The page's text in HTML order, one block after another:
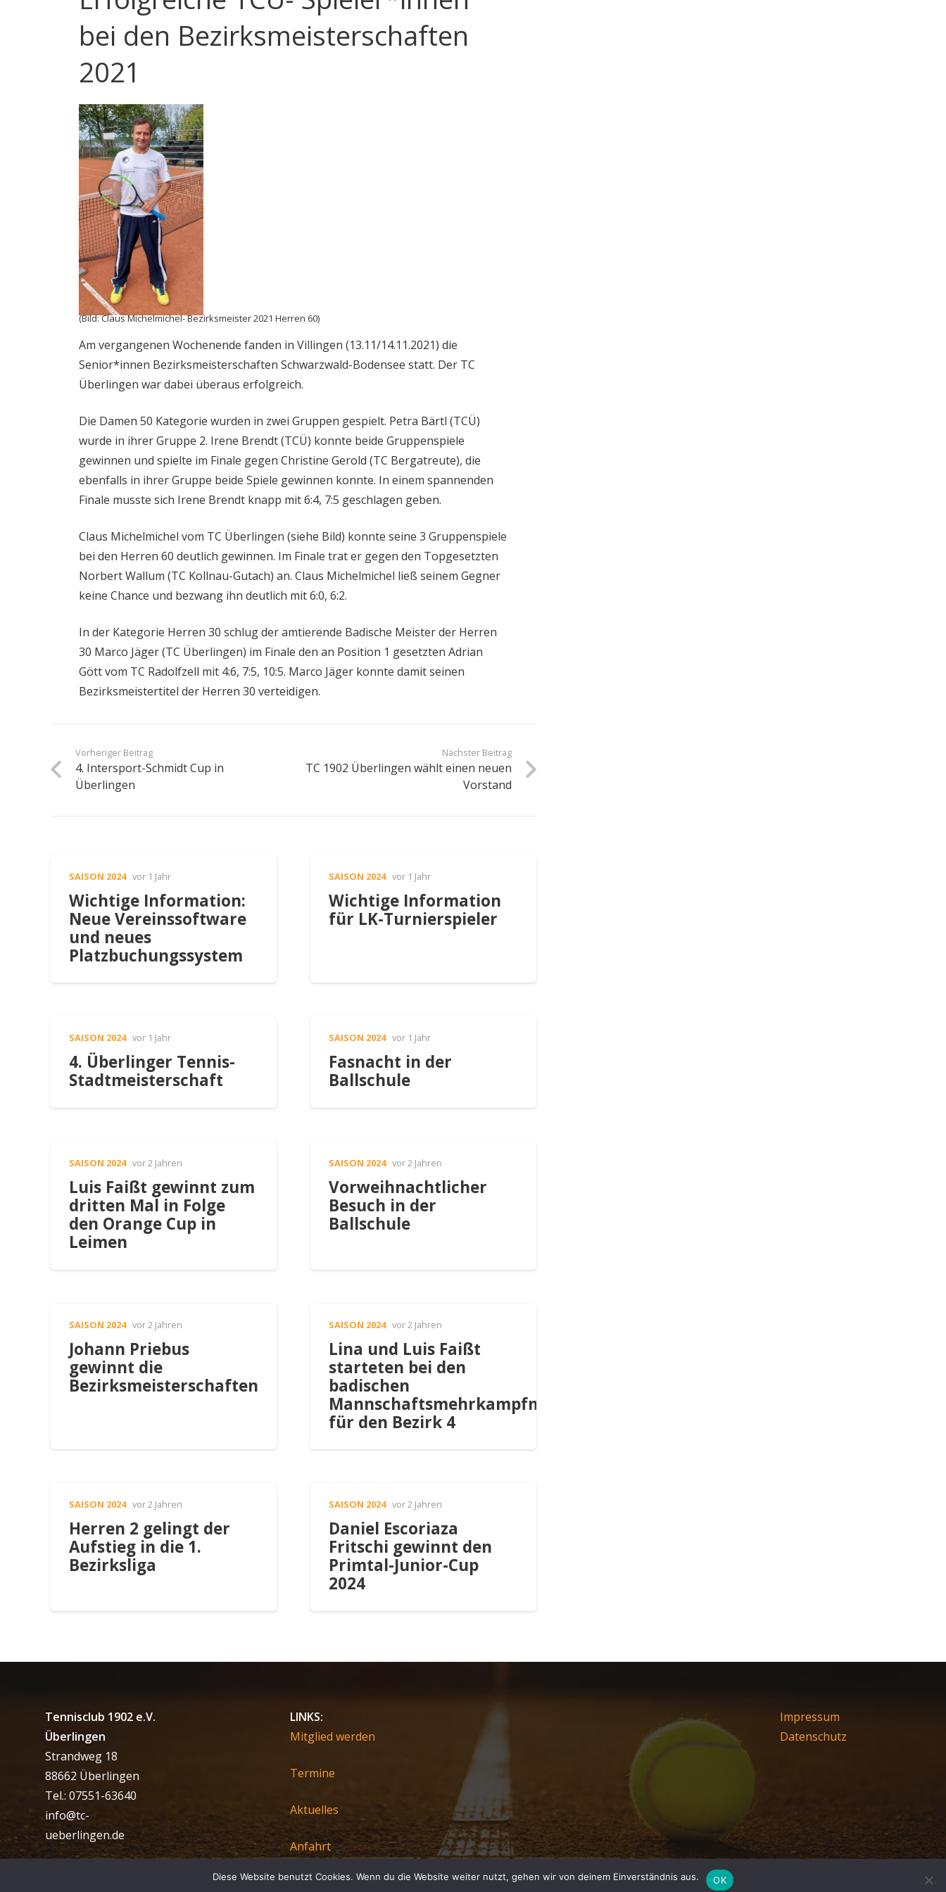
bei den Bezirksmeisterschaften
2021
(Bild: Claus Michelmichel- Bezirksmeister 2021 Herren 60)
Am vergangenen Wochenende fanden in Villingen (13.11/14.11.2021) die
Senior*innen Bezirksmeisterschaften Schwarzwald-Bodensee statt. Der TC
Überlingen war dabei überaus erfolgreich.
Die Damen 50 Kategorie wurden in zwei Gruppen gespielt. Petra Bärtl (TCÜ)
wurde in ihrer Gruppe 2. Irene Brendt (TCÜ) konnte beide Gruppenspiele
gewinnen und spielte im Finale gegen Christine Gerold (TC Bergatreute), die
ebenfalls in ihrer Gruppe beide Spiele gewinnen konnte. In einem spannenden
Finale musste sich Irene Brendt knapp mit 6:4, 7:5 geschlagen geben.
Claus Michelmichel vom TC Überlingen (siehe Bild) konnte seine 3 Gruppenspiele
bei den Herren 60 deutlich gewinnen. Im Finale trat er gegen den Topgesetzten
Norbert Wallum (TC Kollnau-Gutach) an. Claus Michelmichel ließ seinem Gegner
keine Chance und bezwang ihn deutlich mit 6:0, 6:2.
In der Kategorie Herren 30 schlug der amtierende Badische Meister der Herren
30 Marco Jäger (TC Überlingen) im Finale den an Position 1 gesetzten Adrian
Gött vom TC Radolfzell mit 4:6, 7:5, 10:5. Marco Jäger konnte damit seinen
Bezirksmeistertitel der Herren 30 verteidigen.
Vorheriger Beitrag
4. Intersport-Schmidt Cup in
Überlingen
Nächster Beitrag
TC 1902 Überlingen wählt einen neuen
Vorstand
SAISON 2024 vor 1 Jahr
Wichtige Information:
Neue Vereinssoftware
und neues
Platzbuchungssystem
SAISON 2024 vor 1 Jahr
Wichtige Information
für LK-Turnierspieler
SAISON 2024 vor 1 Jahr
4. Überlinger Tennis-
Stadtmeisterschaft
SAISON 2024 vor 1 Jahr
Fasnacht in der
Ballschule
SAISON 2024 vor 2 Jahren
Luis Faißt gewinnt zum
dritten Mal in Folge
den Orange Cup in
Leimen
SAISON 2024 vor 2 Jahren
Vorweihnachtlicher
Besuch in der
Ballschule
SAISON 2024 vor 2 Jahren
Johann Priebus
gewinnt die
Bezirksmeisterschaften
SAISON 2024 vor 2 Jahren
Lina und Luis Faißt
starteten bei den
badischen
Mannschaftsmehrkampfmeisterschaften
für den Bezirk 4
SAISON 2024 vor 2 Jahren
Herren 2 gelingt der
Aufstieg in die 1.
Bezirksliga
SAISON 2024 vor 2 Jahren
Daniel Escoriaza
Fritschi gewinnt den
Primtal-Junior-Cup
2024
Tennisclub 1902 e.V.
Überlingen
Strandweg 18
88662 Überlingen
Tel.: 07551-63640
info@tc-
ueberlingen.de
LINKS:
Mitglied werden
Termine
Aktuelles
Anfahrt
Impressum
Datenschutz
Diese Website benutzt Cookies. Wenn du die Website weiter nutzt, gehen wir von deinem Einverständnis aus. OK